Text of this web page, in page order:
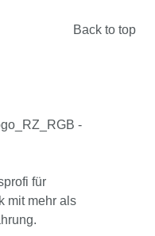
Back to top
für
mit mehr als